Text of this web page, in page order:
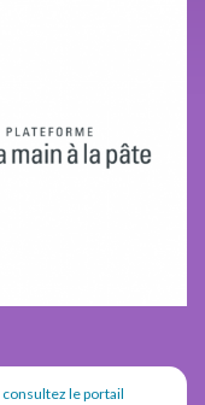
consultez le portail